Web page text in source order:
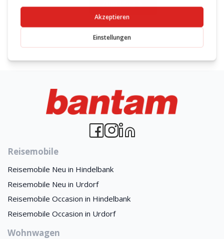
Reisemobile
Reisemobile Neu in Hindelbank
Reisemobile Neu in Urdorf
Reisemobile Occasion in Hindelbank
Reisemobile Occasion in Urdorf
Wohnwagen